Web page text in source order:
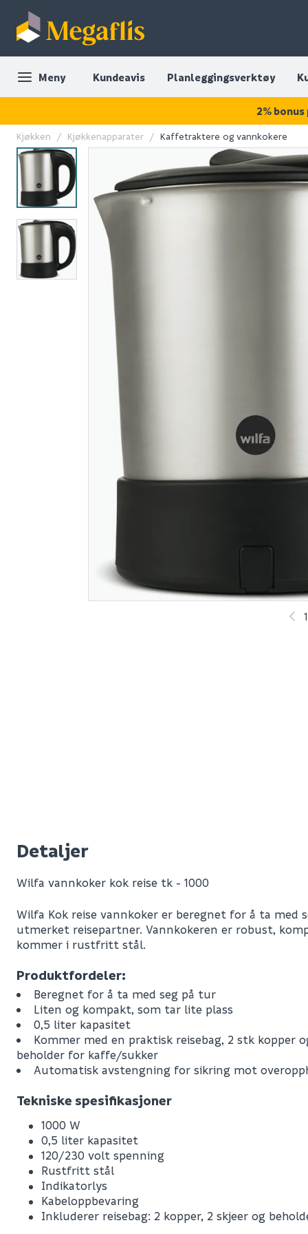
Meny Kundeavis Planleggingsverktøy
Wilfa vannkoker kok
1 liter wk - 5, stål
372
Nettlager
Klikk & Hent
359
Nettlager
Klikk & Hent
Kjøkken Kjøkkenapparater Kaffetraktere og vannkokere
1
Detaljer
Wilfa vannkoker kok reise tk - 1000
Wilfa Kok reise vannkoker er beregnet for å ta med
utmerket reisepartner. Vannkokeren er robust,
kommer i rustfritt stål.
Produktfordeler:
Beregnet for å ta med seg på tur
Liten og kompakt, som tar lite plass
0,5 liter kapasitet
Kommer med en praktisk reisebag, 2 stk kopper
beholder for kaffe/sukker
Automatisk avstengning for sikring mot
Tekniske spesifikasjoner
1000 W
0,5 liter kapasitet
120/230 volt spenning
Rustfritt stål
Indikatorlys
Kabeloppbevaring
Inkluderer reisebag: 2 kopper, 2 skjeer og
Leverandørens varenummer
Nobb No
Vekt pr. stk / m2 (i kg)
Volum 3.557
2%